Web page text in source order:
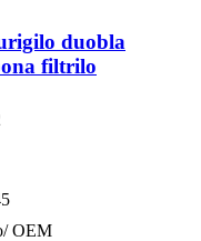
duobla
filtrilo
OEM